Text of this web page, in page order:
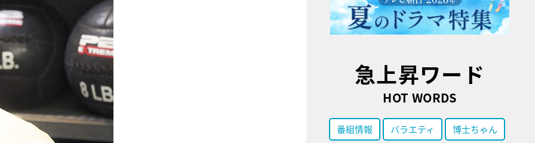
急上昇ワード
HOT WORDS
番組情報 バラエティ 博士ちゃん